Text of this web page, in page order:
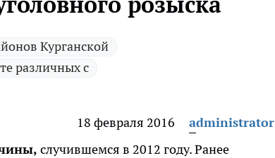
Курганской
различных с
18 февраля 2016
administrator
случившемся в 2012 году.Ранее